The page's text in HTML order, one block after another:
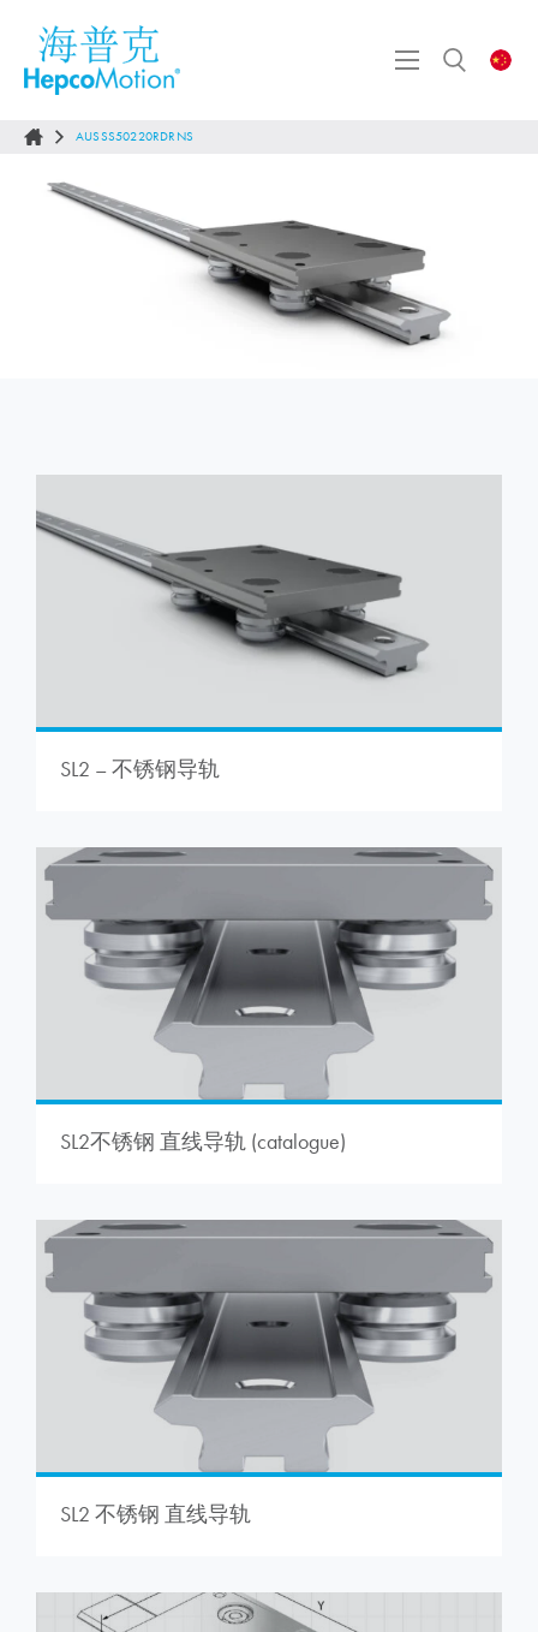
AUSSS50220RDRNS
SL2 – 不锈钢导轨
SL2不锈钢 直线导轨 (catalogue)
SL2 不锈钢 直线导轨